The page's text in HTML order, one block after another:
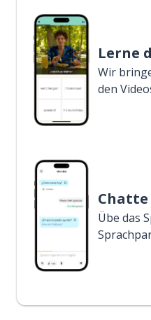
Lerne
Wir
den
Übe das